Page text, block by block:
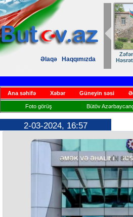
Əlaqə Haqqımızda
Ana səhifə Xəbər Güneyin səsi
Foto görüş Bütöv
2-03-2024, 16:57